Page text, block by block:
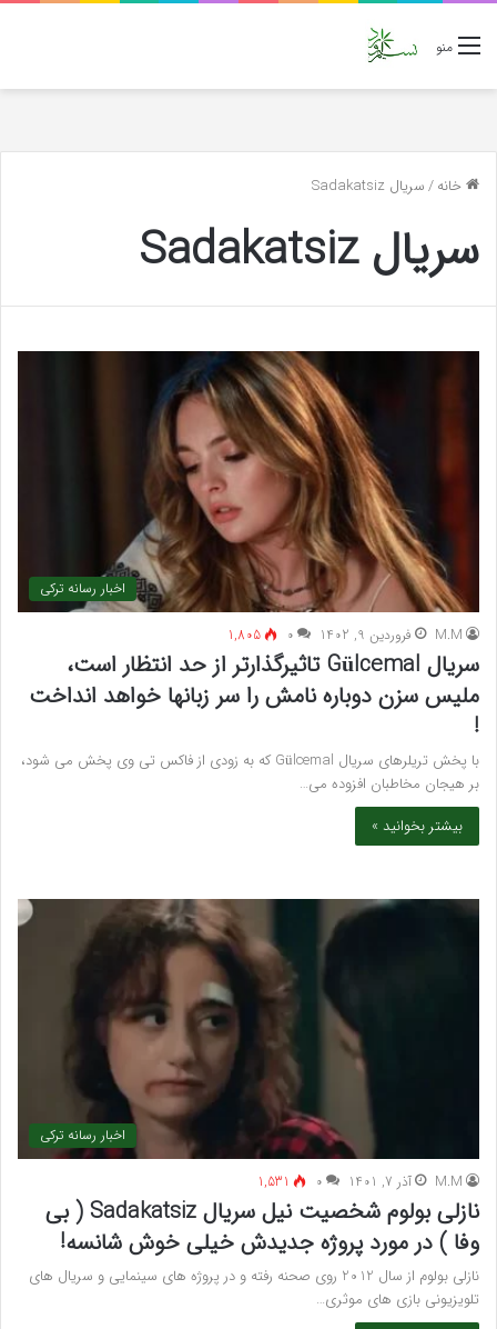
منو
خانه/سریال Sadakatsiz
سریال Sadakatsiz
اخبار رسانه ترکی
M.M فروردین 9, 1402 ۰ 1,805
سریال Gülcemal تاثیرگذارتر از حد انتظار است،
ملیس سزن دوباره نامش را سر زبانها خواهد انداخت
!
با پخش تریلرهای سریال Gülcemal که به زودی از فاکس تی وی پخش می شود،
بر هیجان مخاطبان افزوده می…
بیشتر بخوانید »
اخبار رسانه ترکی
M.M آذر 7, 1401 ۰ 1,531
نازلی بولوم شخصیت نیل سریال Sadakatsiz ( بی
وفا ) در مورد پروژه جدیدش خیلی خوش شانسه!
نازلی بولوم از سال 2012 روی صحنه رفته و در پروژه های سینمایی و سریال های
تلویزیونی بازی های موثری…